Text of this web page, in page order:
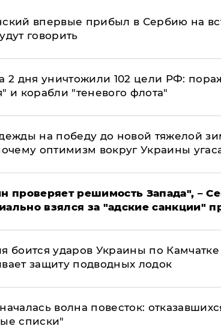
впервые прибыл в Сербию на
говорить
2 дня уничтожили 102 цели РФ:
и корабли "теневого флота"
на победу до новой тяжелой
оптимизм вокруг Украины
проверяет решимость Запада", –
взялся за "адские санкции"
боится ударов Украины по
защиту подводных лодок
волна повесток:
списки"